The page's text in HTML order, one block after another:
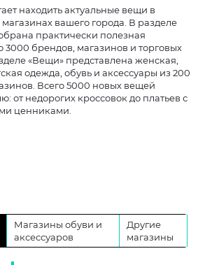
находить актуальные вещи в
вашего города. В разделе
практически полезная
брендов, магазинов и торговых
«Вещи» представлена женская,
одежда, обувь и аксессуары из 200
Всего 5000 новых вещей
от недорогих кроссовок до платьев с
ценниками.
Магазины обуви и
аксессуаров
Другие
магазины